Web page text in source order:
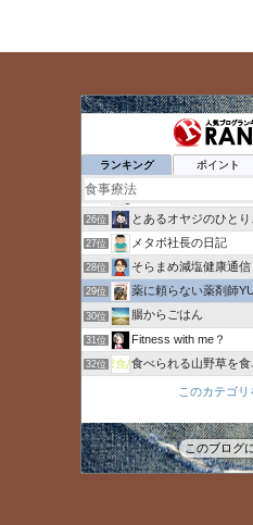
ランキング ポイント
トコナキス｜健康＆楽
ひとー人（ひとハイ
24位 心と体を整えて内側
25位 25歳の若白髪男子が
26位 とあるオヤジのひとり
27位 メタボ社長の日記
28位 そらまめ減塩健康通信
29位 薬に頼らない薬剤師
30位 腸からごはん
31位 Fitness with me？
32位 食べられる山野草を食卓
麹（こうじ）の潜在
35位 鍼うつ尼さんの駆け
36位 IBD（潰瘍性大腸炎・
このカテゴ
このブログ